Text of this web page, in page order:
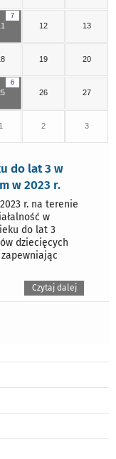
7
12 13
19 20
6
26 27
1 2 3
do lat 3 w
w 2023 r.
r. na terenie
w
do lat 3
dziecięcych
Czytaj dalej